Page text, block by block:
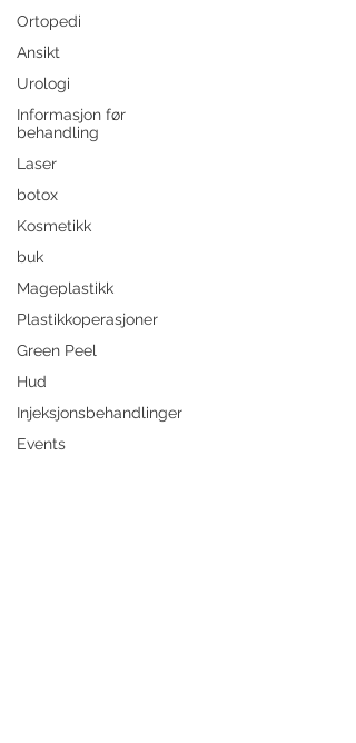
Ortopedi
Ansikt
Urologi
Informasjon før
behandling
Laser
botox
Kosmetikk
buk
Mageplastikk
Plastikkoperasjoner
Green Peel
Hud
Injeksjonsbehandlinger
Events